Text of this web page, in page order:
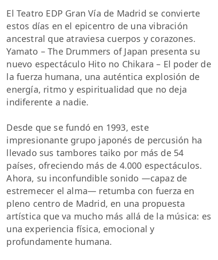
El Teatro EDP Gran Vía de Madrid se convierte
estos días en el epicentro de una vibración
ancestral que atraviesa cuerpos y corazones.
Yamato – The Drummers of Japan presenta su
nuevo espectáculo Hito no Chikara – El poder de
la fuerza humana, una auténtica explosión de
energía, ritmo y espiritualidad que no deja
indiferente a nadie.
Desde que se fundó en 1993, este
impresionante grupo japonés de percusión ha
llevado sus tambores taiko por más de 54
países, ofreciendo más de 4.000 espectáculos.
Ahora, su inconfundible sonido —capaz de
estremecer el alma— retumba con fuerza en
pleno centro de Madrid, en una propuesta
artística que va mucho más allá de la música: es
una experiencia física, emocional y
profundamente humana.